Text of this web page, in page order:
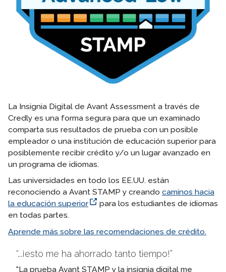
La Insignia Digital de Avant Assessment a través de
Credly es una forma segura para que un examinado
comparta sus resultados de prueba con un posible
empleador o una institución de educación superior para
posiblemente recibir crédito y/o un lugar avanzado en
un programa de idiomas.
Las universidades en todo los EE.UU. están
reconociendo a Avant STAMP y creando caminos hacia
la educación superior
para los estudiantes de idiomas
en todas partes.
Aprende más sobre las recomendaciones de crédito.
...¡esto me ha ahorrado tanto tiempo!
"La prueba Avant STAMP y la insignia digital me